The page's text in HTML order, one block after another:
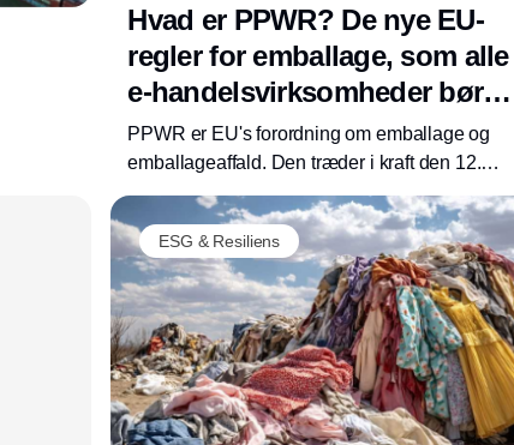
Hvad er PPWR? De nye EU-
regler for emballage, som alle
e-handelsvirksomheder bør
kende før august 2026
PPWR er EU's forordning om emballage og
emballageaffald. Den træder i kraft den 12.
august 2026 og dækker alle virksomheder, der
bringer emballage på EU-markedet, hvilket
betyder æsken, hulrummet og etiketten på
hver pakke, du sender.
ESG & Resiliens